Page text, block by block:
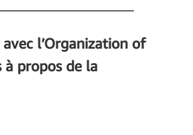
l’Organization of
à propos de la